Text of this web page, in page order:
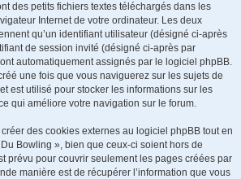
des petits fichiers textes téléchargés dans les
Internet de votre ordinateur. Les deux
qu’un identifiant utilisateur (désigné ci-après
de session invité (désigné ci-après par
automatiquement assignés par le logiciel phpBB.
une fois que vous naviguerez sur les sujets de
est utilisé pour stocker les informations sur les
qui améliore votre navigation sur le forum.
des cookies externes au logiciel phpBB tout en
Bowling », bien que ceux-ci soient hors de
prévu pour couvrir seulement les pages créées par
manière est de récupérer l’information que vous